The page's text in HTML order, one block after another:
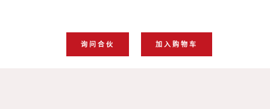
询问合伙 加入购物车